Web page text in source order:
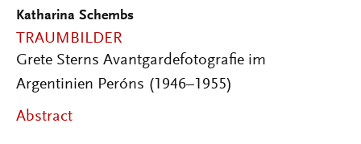
Katharina Schembs
TRAUMBILDER
Grete Sterns Avantgardefotografie im
Argentinien Peróns (1946–1955)
Abstract